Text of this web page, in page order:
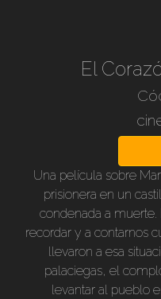
El
Una película sobre
prisionera en un
condenada a
recordar y a contarnos
llevaron a esa
palaciegas, el
levantar al pueblo